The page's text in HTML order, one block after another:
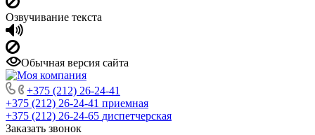
Озвучивание текста
Обычная версия сайта
+375 (212) 26-24-41
+375 (212) 26-24-41 приемная
+375 (212) 26-24-65 диспетчерская
Заказать звонок